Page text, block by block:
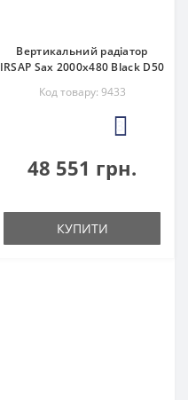
Вертикальний радіатор
IRSAP Sax 2000x480 Black D50
Код товару: 9433
3
48 551 грн.
КУПИТИ